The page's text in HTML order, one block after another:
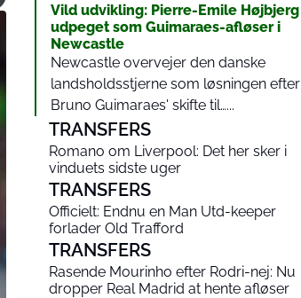
Vild udvikling: Pierre-Emile Højbjerg
udpeget som Guimaraes-afløser i
Newcastle
Newcastle overvejer den danske
landsholdsstjerne som løsningen efter
Bruno Guimaraes' skifte til…...
TRANSFERS
Romano om Liverpool: Det her sker i
vinduets sidste uger
TRANSFERS
Officielt: Endnu en Man Utd-keeper
forlader Old Trafford
TRANSFERS
Rasende Mourinho efter Rodri-nej: Nu
dropper Real Madrid at hente afløser